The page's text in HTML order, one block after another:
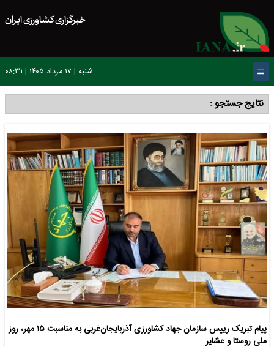
خبرگزاری کشاورزی ایران
شنبه | ۱۷ مرداد ۱۴۰۵ | ۰۸:۳۱
نتایج جستجو :
پیام تبریک رییس سازمان جهاد کشاورزی آذربایجان‌غربی به مناسبت ۱۵ مهر، روز
ملی روستا و عشایر